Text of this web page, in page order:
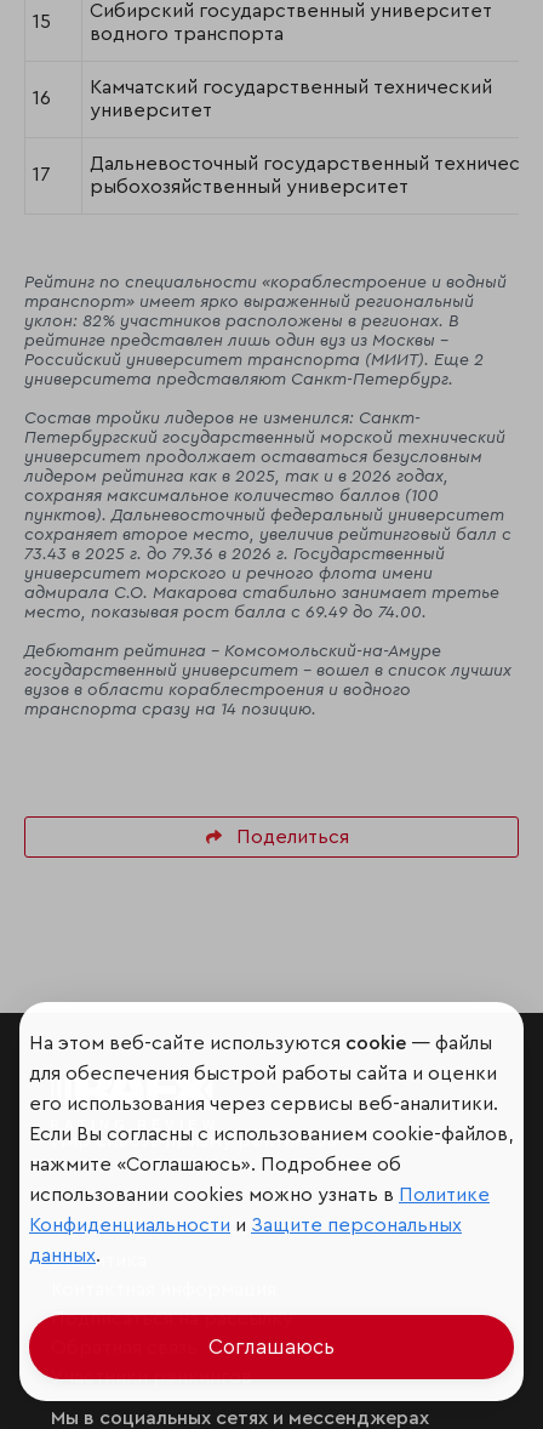
15
Сибирский государственный университет
водного транспорта
16
Камчатский государственный технический
университет
17
Дальневосточный государственный
рыбохозяйственный университет
Рейтинг по специальности «кораблестроение и водный
транспорт» имеет ярко выраженный региональный
уклон: 82% участников расположены в регионах. В
рейтинге представлен лишь один вуз из Москвы -
Российский университет транспорта (МИИТ). Еще 2
университета представляют Санкт-Петербург.
Состав тройки лидеров не изменился: Санкт-
Петербургский государственный морской технический
университет продолжает оставаться безусловным
лидером рейтинга как в 2025, так и в 2026 годах,
сохраняя максимальное количество баллов (100
пунктов). Дальневосточный федеральный университет
сохраняет второе место, увеличив рейтинговый балл с
73.43 в 2025 г. до 79.36 в 2026 г. Государственный
университет морского и речного флота имени
адмирала С.О. Макарова стабильно занимает третье
место, показывая рост балла с 69.49 до 74.00.
Дебютант рейтинга - Комсомольский-на-Амуре
государственный университет - вошел в список лучших
вузов в области кораблестроения и водного
транспорта сразу на 14 позицию.
Поделиться
Мир сквозь призму рейтингов
Аналитика
Подписаться на рассылку
Участники рэнкингов
Мы в социальных сетях и мессенджерах
На этом веб-сайте используются cookie — файлы
для обеспечения быстрой работы сайта и оценки
его использования через сервисы веб-аналитики.
Если Вы согласны с использованием cookie-файлов,
нажмите «Соглашаюсь». Подробнее об
использовании cookies можно узнать в Политике
Конфиденциальности и Защите персональных
данных.
Соглашаюсь